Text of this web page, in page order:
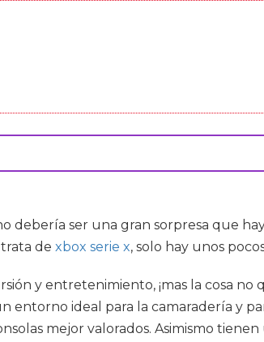
debería ser una gran sorpresa que
de xbox serie x, solo hay unos
y entretenimiento, ¡mas la cosa
entorno ideal para la camaradería y
mejor valorados. Asimismo